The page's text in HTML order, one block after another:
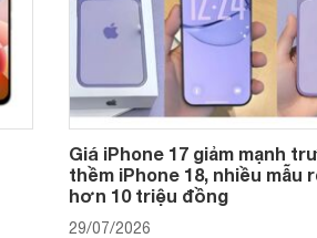
Giá iPhone 17 giảm mạnh
thềm iPhone 18, nhiều mẫu
hơn 10 triệu đồng
29/07/2026